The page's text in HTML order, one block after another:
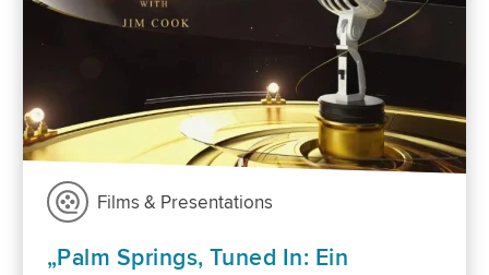
Films & Presentations
„Palm Springs, Tuned In: Ein